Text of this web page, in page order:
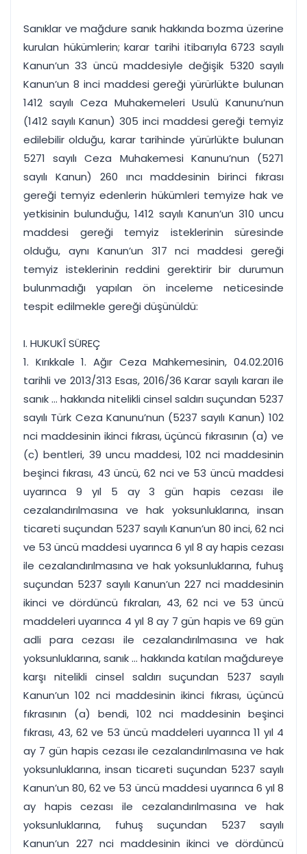
Tüm özellikleri inceleyin Ücretsiz Başlayın
Sanıklar ve mağdure sanık hakkında bozma üzerine
kurulan hükümlerin; karar tarihi itibarıyla 6723 sayılı
Kanun’un 33 üncü maddesiyle değişik 5320 sayılı
Kanun’un 8 inci maddesi gereği yürürlükte bulunan
1412 sayılı Ceza Muhakemeleri Usulü Kanunu’nun
(1412 sayılı Kanun) 305 inci maddesi gereği temyiz
edilebilir olduğu, karar tarihinde yürürlükte bulunan
5271 sayılı Ceza Muhakemesi Kanunu’nun (5271
sayılı Kanun) 260 ıncı maddesinin birinci fıkrası
gereği temyiz edenlerin hükümleri temyize hak ve
yetkisinin bulunduğu, 1412 sayılı Kanun’un 310 uncu
maddesi gereği temyiz isteklerinin süresinde
olduğu, aynı Kanun’un 317 nci maddesi gereği
temyiz isteklerinin reddini gerektirir bir durumun
bulunmadığı yapılan ön inceleme neticesinde
tespit edilmekle gereği düşünüldü:
I. HUKUKÎ SÜREÇ
1. Kırıkkale 1. Ağır Ceza Mahkemesinin, 04.02.2016
tarihli ve 2013/313 Esas, 2016/36 Karar sayılı kararı ile
sanık ... hakkında nitelikli cinsel saldırı suçundan 5237
sayılı Türk Ceza Kanunu’nun (5237 sayılı Kanun) 102
nci maddesinin ikinci fıkrası, üçüncü fıkrasının (a) ve
(c) bentleri, 39 uncu maddesi, 102 nci maddesinin
beşinci fıkrası, 43 üncü, 62 nci ve 53 üncü maddesi
uyarınca 9 yıl 5 ay 3 gün hapis cezası ile
cezalandırılmasına ve hak yoksunluklarına, insan
ticareti suçundan 5237 sayılı Kanun’un 80 inci, 62 nci
ve 53 üncü maddesi uyarınca 6 yıl 8 ay hapis cezası
ile cezalandırılmasına ve hak yoksunluklarına, fuhuş
suçundan 5237 sayılı Kanun’un 227 nci maddesinin
ikinci ve dördüncü fıkraları, 43, 62 nci ve 53 üncü
maddeleri uyarınca 4 yıl 8 ay 7 gün hapis ve 69 gün
adli para cezası ile cezalandırılmasına ve hak
yoksunluklarına, sanık ... hakkında katılan mağdureye
karşı nitelikli cinsel saldırı suçundan 5237 sayılı
Kanun’un 102 nci maddesinin ikinci fıkrası, üçüncü
fıkrasının (a) bendi, 102 nci maddesinin beşinci
fıkrası, 43, 62 ve 53 üncü maddeleri uyarınca 11 yıl 4
ay 7 gün hapis cezası ile cezalandırılmasına ve hak
yoksunluklarına, insan ticareti suçundan 5237 sayılı
Kanun’un 80, 62 ve 53 üncü maddesi uyarınca 6 yıl 8
ay hapis cezası ile cezalandırılmasına ve hak
yoksunluklarına, fuhuş suçundan 5237 sayılı
Kanun’un 227 nci maddesinin ikinci ve dördüncü